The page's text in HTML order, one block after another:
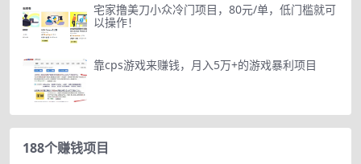
宅家撸美刀小众冷门项目，80元/单，低门槛就可
以操作！
靠cps游戏来赚钱，月入5万+的游戏暴利项目
188个赚钱项目